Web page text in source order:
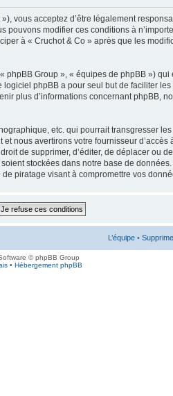
vous acceptez d’être légalement
modifier ces conditions à
à « Cruchot & Co » après que les
Group », « équipes de phpBB »)
logiciel phpBB a pour seul but de faciliter
plus d’informations concernant phpBB,
etc. qui pourrait transgresser
avertirons votre fournisseur
de supprimer, d’éditer, de déplacer ou
stockées dans notre base de
piratage visant à compromettre vos
L’équipe •
© phpBB Group
• Hébergement phpBB